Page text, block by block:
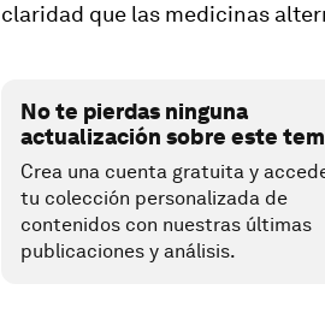
claridad que las medicinas
No te pierdas ninguna
actualización sobre este
Crea una cuenta gratuita y
tu colección personalizada de
contenidos con nuestras últimas
publicaciones y análisis.